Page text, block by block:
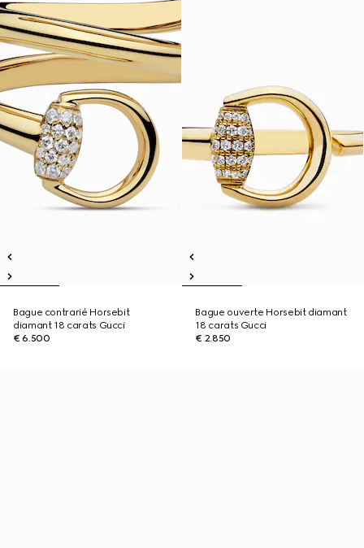
Bague contrarié Horsebit
diamant 18 carats Gucci
€ 6.500
Bague ouverte Horsebit diamant
18 carats Gucci
€ 2.850